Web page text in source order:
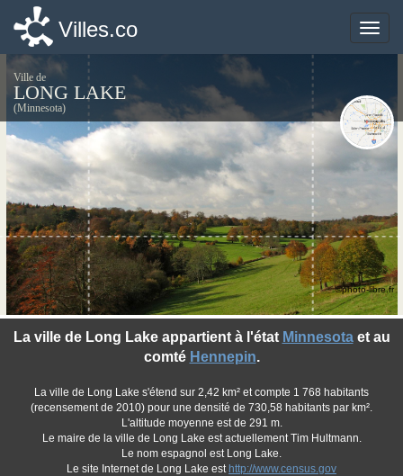
Toggle
Villes.co
Ville de
LONG LAKE
(Minnesota)
La ville de Long Lake appartient à l'état Minnesotaet au
comté Hennepin.
La ville de Long Lake s'étend sur 2,42 km² et compte 1 768 habitants
(recensement de 2010) pour une densité de 730,58 habitants par km².
L'altitude moyenne est de 291 m.
Le maire de la ville de Long Lake est actuellement Tim Hultmann.
Le nom espagnol est Long Lake.
Le site Internet de Long Lake est http://www.census.gov
©photo-libre.fr
Toggle
Villes.co